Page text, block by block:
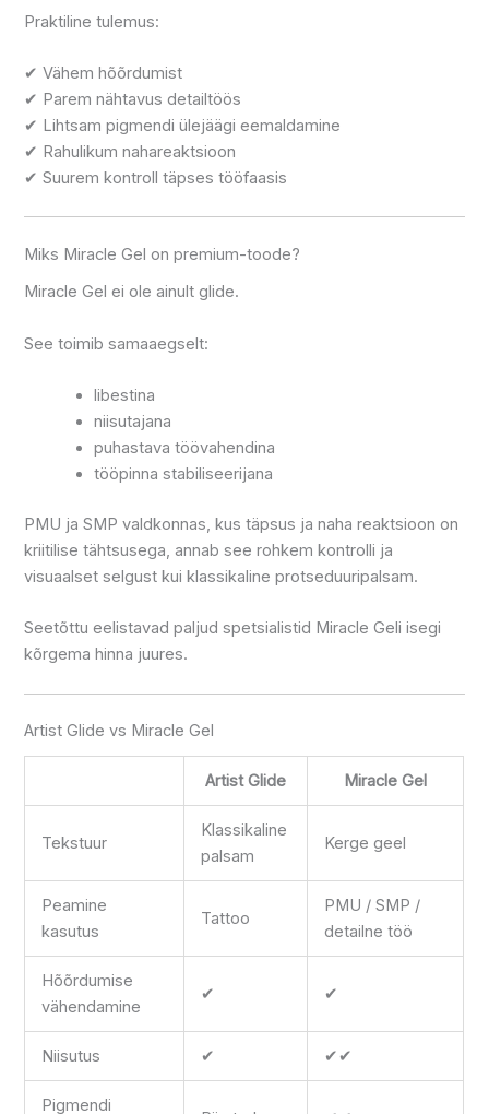
Praktiline tulemus:
✔ Vähem hõõrdumist
✔ Parem nähtavus detailtöös
✔ Lihtsam pigmendi ülejäägi eemaldamine
✔ Rahulikum nahareaktsioon
✔ Suurem kontroll täpses tööfaasis
Miks Miracle Gel on premium-toode?
Miracle Gel ei ole ainult glide.
See toimib samaaegselt:
libestina
niisutajana
puhastava töövahendina
tööpinna stabiliseerijana
PMU ja SMP valdkonnas, kus täpsus ja naha reaktsioon on
kriitilise tähtsusega, annab see rohkem kontrolli ja
visuaalset selgust kui klassikaline protseduuripalsam.
Seetõttu eelistavad paljud spetsialistid Miracle Geli isegi
kõrgema hinna juures.
Artist Glide vs Miracle Gel
Artist Glide Miracle Gel
Tekstuur
Klassikaline
palsam
Kerge geel
Peamine
kasutus
Tattoo
PMU / SMP /
detailne töö
Hõõrdumise
vähendamine
✔ ✔
Niisutus ✔ ✔✔
Pigmendi